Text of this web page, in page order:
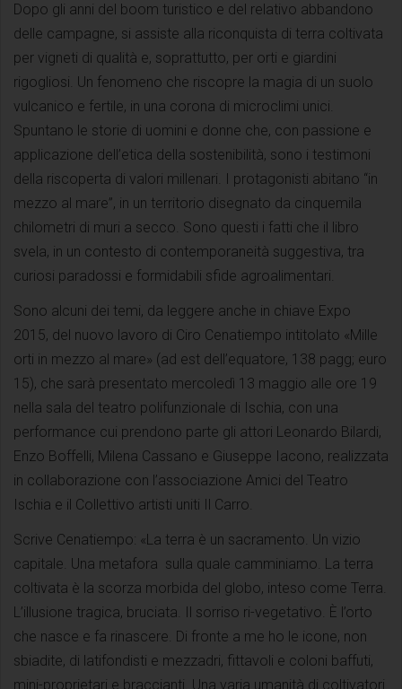
Dopo gli anni del boom turistico e del relativo abbandono
delle campagne, si assiste alla riconquista di terra coltivata
per vigneti di qualità e, soprattutto, per orti e giardini
rigogliosi. Un fenomeno che riscopre la magia di un suolo
vulcanico e fertile, in una corona di microclimi unici.
Spuntano le storie di uomini e donne che, con passione e
applicazione dell’etica della sostenibilità, sono i testimoni
della riscoperta di valori millenari. I protagonisti abitano “in
mezzo al mare”, in un territorio disegnato da cinquemila
chilometri di muri a secco. Sono questi i fatti che il libro
svela, in un contesto di contemporaneità suggestiva, tra
curiosi paradossi e formidabili sfide agroalimentari.
Sono alcuni dei temi, da leggere anche in chiave Expo
2015, del nuovo lavoro di Ciro Cenatiempo intitolato «Mille
orti in mezzo al mare» (ad est dell’equatore, 138 pagg; euro
15), che sarà presentato mercoledì 13 maggio alle ore 19
nella sala del teatro polifunzionale di Ischia, con una
performance cui prendono parte gli attori Leonardo Bilardi,
Enzo Boffelli, Milena Cassano e Giuseppe Iacono, realizzata
in collaborazione con l’associazione Amici del Teatro
Ischia e il Collettivo artisti uniti Il Carro.
Scrive Cenatiempo: «La terra è un sacramento. Un vizio
capitale. Una metafora sulla quale camminiamo. La terra
coltivata è la scorza morbida del globo, inteso come Terra.
L’illusione tragica, bruciata. Il sorriso ri-vegetativo. È l’orto
che nasce e fa rinascere. Di fronte a me ho le icone, non
sbiadite, di latifondisti e mezzadri, fittavoli e coloni baffuti,
mini-proprietari e braccianti. Una varia umanità di coltivatori